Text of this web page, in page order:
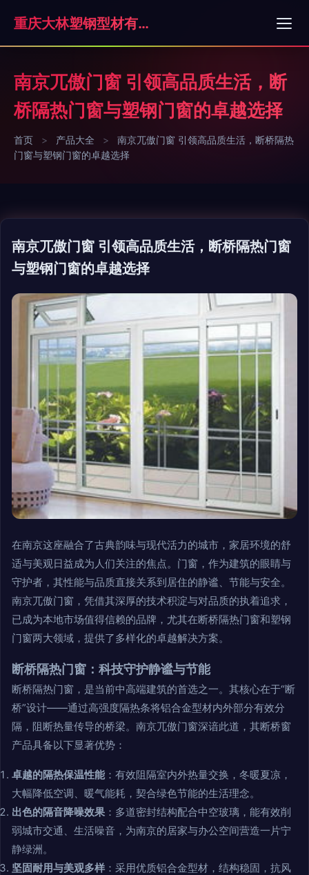
重庆大林塑钢型材有限公司
南京兀傲门窗 引领高品质生活，断
桥隔热门窗与塑钢门窗的卓越选择
首页 > 产品大全 >
南京兀傲门窗 引领高品质生活，断桥隔热
门窗与塑钢门窗的卓越选择
南京兀傲门窗 引领高品质生活，断桥隔热门窗
与塑钢门窗的卓越选择
在南京这座融合了古典韵味与现代活力的城市，家居环境的舒
适与美观日益成为人们关注的焦点。门窗，作为建筑的眼睛与
守护者，其性能与品质直接关系到居住的静谧、节能与安全。
南京兀傲门窗，凭借其深厚的技术积淀与对品质的执着追求，
已成为本地市场值得信赖的品牌，尤其在断桥隔热门窗和塑钢
门窗两大领域，提供了多样化的卓越解决方案。
断桥隔热门窗：科技守护静谧与节能
断桥隔热门窗，是当前中高端建筑的首选之一。其核心在于“断
桥”设计——通过高强度隔热条将铝合金型材内外部分有效分
隔，阻断热量传导的桥梁。南京兀傲门窗深谙此道，其断桥窗
产品具备以下显著优势：
卓越的隔热保温性能 ：有效阻隔室内外热量交换，冬暖夏凉，
大幅降低空调、暖气能耗，契合绿色节能的生活理念。
出色的隔音降噪效果 ：多道密封结构配合中空玻璃，能有效削
弱城市交通、生活噪音，为南京的居家与办公空间营造一片宁
静绿洲。
坚固耐用与美观多样 ：采用优质铝合金型材，结构稳固，抗风